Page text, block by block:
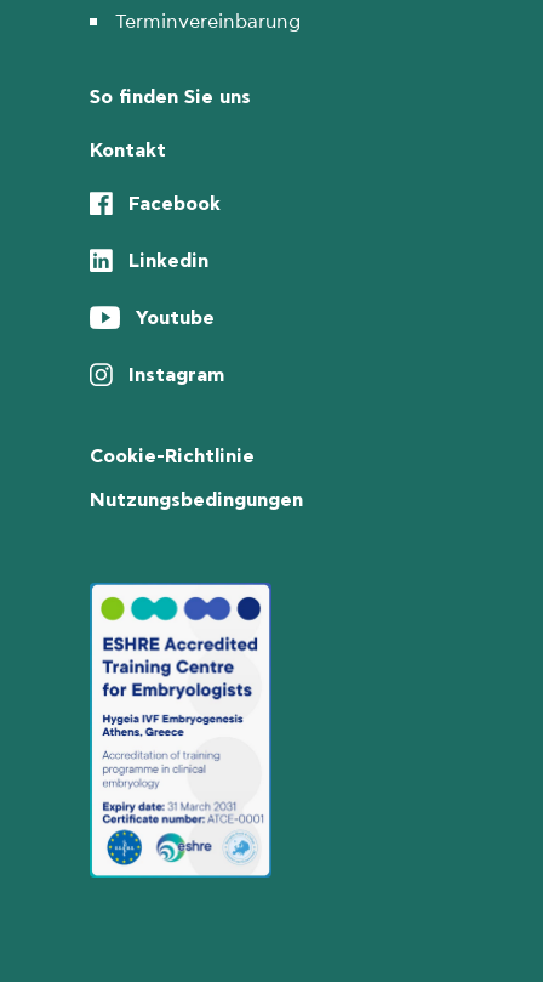
Terminvereinbarung
So finden Sie uns
Kontakt
Facebook
Linkedin
Youtube
Instagram
Cookie-Richtlinie
Nutzungsbedingungen